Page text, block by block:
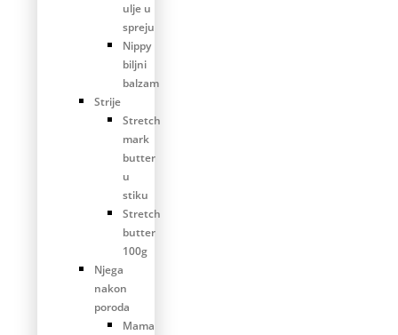
ulje u
spreju
Nippy
biljni
balzam
Strije
Stretch
mark
butter
u
stiku
Stretch
butter
100g
Njega
nakon
poroda
Mama